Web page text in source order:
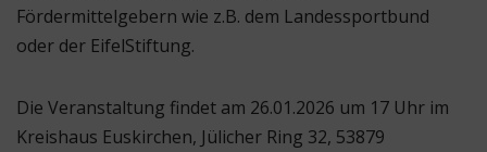
Fördermittelgebern wie z.B. dem Landessportbund
oder der EifelStiftung.
Die Veranstaltung findet am 26.01.2026 um 17 Uhr im
Kreishaus Euskirchen, Jülicher Ring 32, 53879